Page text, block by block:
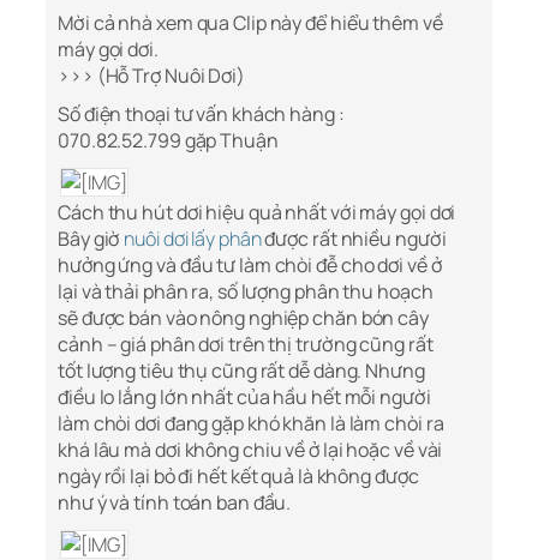
Mời cả nhà xem qua Clip này để hiểu thêm về
máy gọi dơi.
>>> (Hỗ Trợ Nuôi Dơi)
Số điện thoại tư vấn khách hàng :
070.82.52.799 gặp Thuận
Cách thu hút dơi hiệu quả nhất với máy gọi dơi
Bây giờ nuôi dơi lấy phânđược rất nhiều người
hưởng ứng và đầu tư làm chòi đễ cho dơi về ở
lại và thải phân ra, số lượng phân thu hoạch
sẽ được bán vào nông nghiệp chăn bón cây
cảnh – giá phân dơi trên thị trường cũng rất
tốt lượng tiêu thụ cũng rất dễ dàng. Nhưng
điều lo lắng lớn nhất của hầu hết mỗi người
làm chòi dơi đang gặp khó khăn là làm chòi ra
khá lâu mà dơi không chiu về ở lại hoặc về vài
ngày rồi lại bỏ đi hết kết quả là không được
như ý và tính toán ban đầu.